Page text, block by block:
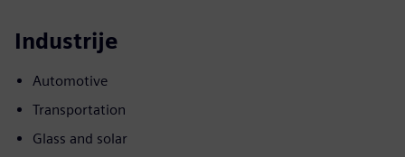
Industrije
Automotive
Transportation
Glass and solar